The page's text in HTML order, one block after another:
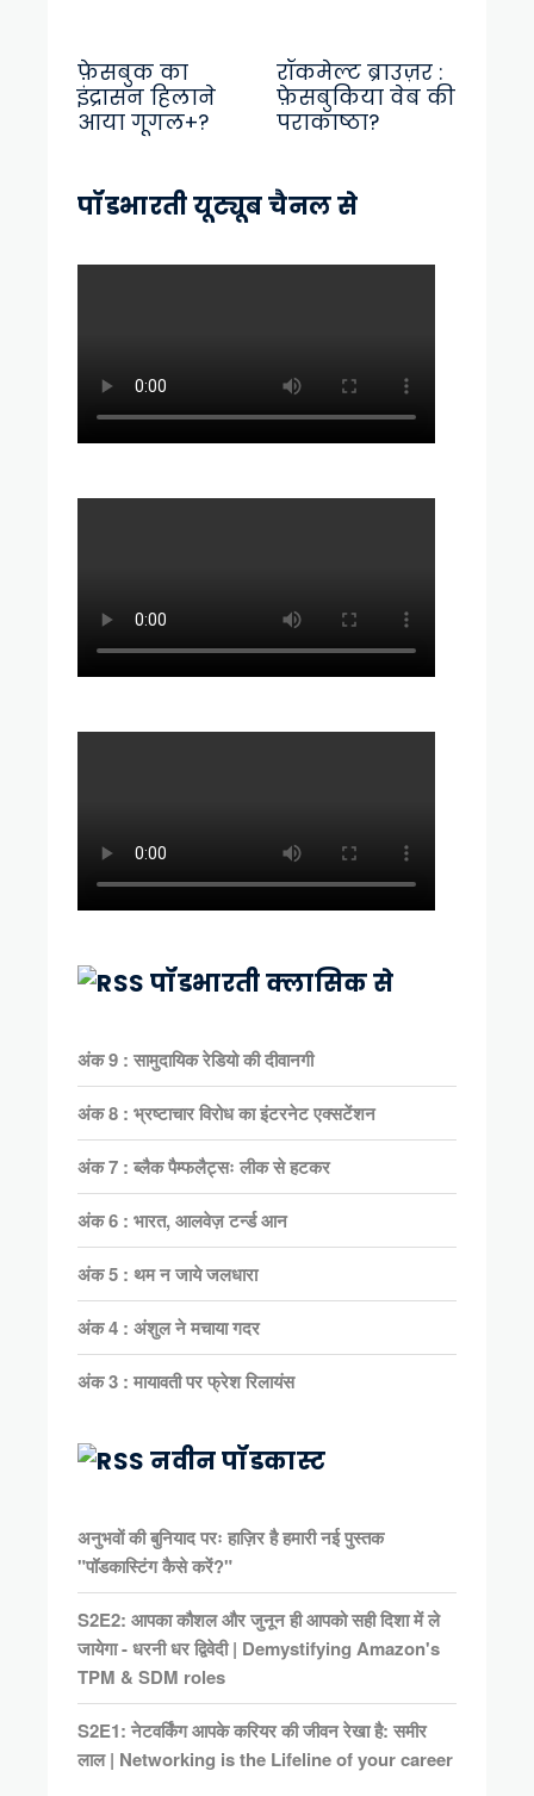
फ़ेसबुक का
इंद्रासन हिलाने
आया गूगल+?
रॉकमेल्ट ब्राउज़र :
फ़ेसबुकिया वेब की
पराकाष्ठा?
पॉडभारती यूट्यूब चैनल से
पॉडभारती क्लासिक से
अंक 9 : सामुदायिक रेडियो की दीवानगी
अंक 8 : भ्रष्टाचार विरोध का इंटरनेट एक्सटेंशन
अंक 7 : ब्लैक पैम्फलैट्सः लीक से हटकर
अंक 6 : भारत, आलवेज़ टर्न्ड आन
अंक 5 : थम न जाये जलधारा
अंक 4 : अंशुल ने मचाया गदर
अंक 3 : मायावती पर फ्रेश रिलायंस
नवीन पॉडकास्ट
अनुभवों की बुनियाद परः हाज़िर है हमारी नई पुस्तक
"पॉडकास्टिंग कैसे करें?"
S2E2: आपका कौशल और जुनून ही आपको सही दिशा में ले
जायेगा - धरनी धर द्विवेदी | Demystifying Amazon's
TPM & SDM roles
S2E1: नेटवर्किंग आपके करियर की जीवन रेखा है: समीर
लाल | Networking is the Lifeline of your career